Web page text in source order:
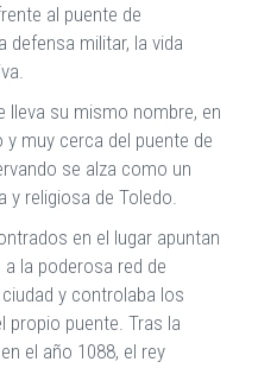
al puente de
defensa militar, la vida
lleva su mismo nombre, en
y muy cerca del puente de
se alza como un
y religiosa de Toledo.
en el lugar apuntan
la poderosa red de
y controlaba los
puente. Tras la
el año 1088, el rey